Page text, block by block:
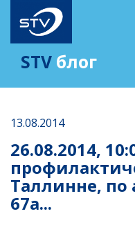
STV блог
13.08.2014
26.08.2014,
Таллинне, по
67a...